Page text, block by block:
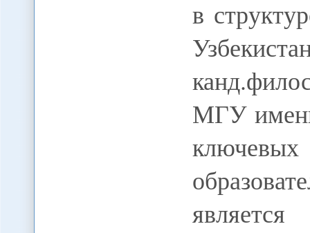
в
МГУ
ключевых